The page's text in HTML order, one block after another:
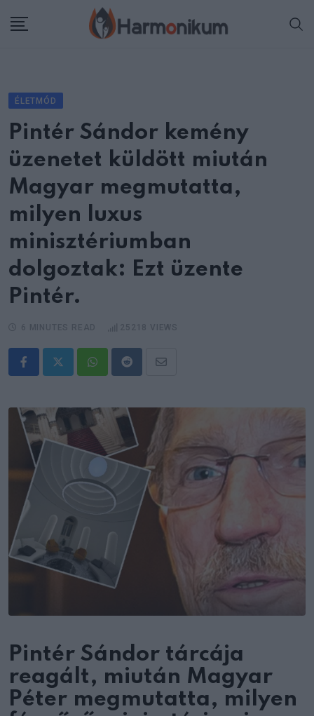
ÉLETMÓD
Pintér Sándor kemény
üzenetet küldött miután
Magyar megmutatta,
milyen luxus
minisztériumban
dolgoztak: Ezt üzente
Pintér.
WhatsappRedditShare
Email
Pintér Sándor tárcája
reagált, miután Magyar
Péter megmutatta, milyen